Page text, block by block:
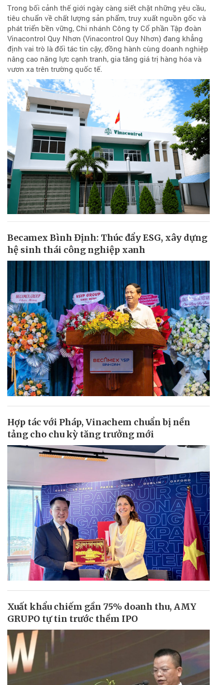
Trong bối cảnh thế giới ngày càng siết chặt những yêu cầu,
tiêu chuẩn về chất lượng sản phẩm, truy xuất nguồn gốc và
phát triển bền vững, Chi nhánh Công ty Cổ phần Tập đoàn
Vinacontrol Quy Nhơn (Vinacontrol Quy Nhơn) đang khẳng
định vai trò là đối tác tin cậy, đồng hành cùng doanh nghiệp
nâng cao năng lực cạnh tranh, gia tăng giá trị hàng hóa và
vươn xa trên trường quốc tế.
Becamex Bình Định: Thúc đẩy ESG, xây dựng
hệ sinh thái công nghiệp xanh
Hợp tác với Pháp, Vinachem chuẩn bị nền
tảng cho chu kỳ tăng trưởng mới
Xuất khẩu chiếm gần 75% doanh thu, AMY
GRUPO tự tin trước thềm IPO